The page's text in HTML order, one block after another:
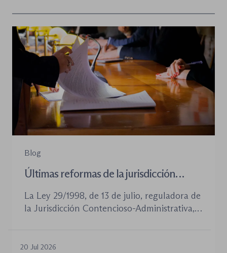
Blog
Últimas reformas de la jurisdicción
La Ley 29/1998, de 13 de julio, reguladora de
la Jurisdicción Contencioso-Administrativa,
aprobadas en los últimos años no han
20 Jul 2026